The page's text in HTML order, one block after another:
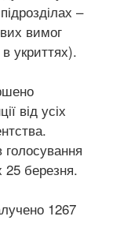
–
вимог
укриттях).
від усіх
25 березня.
1267